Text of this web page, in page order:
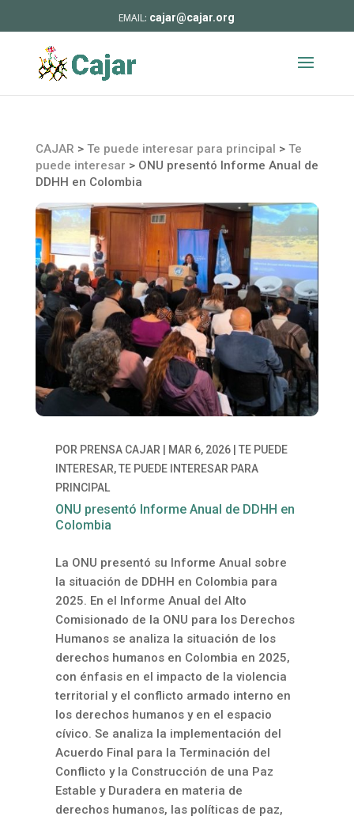
cajar@cajar.org
CAJAR > Te puede interesar para principal > Te
puede interesar > ONU presentó Informe Anual de
DDHH en Colombia
POR PRENSA CAJAR | MAR 6, 2026| TE PUEDE
INTERESAR,TE PUEDE INTERESAR PARA
PRINCIPAL
ONU presentó Informe Anual de DDHH en
Colombia
La ONU presentó su Informe Anual sobre
la situación de DDHH en Colombia para
2025. En el Informe Anual del Alto
Comisionado de la ONU para los Derechos
Humanos se analiza la situación de los
derechos humanos en Colombia en 2025,
con énfasis en el impacto de la violencia
territorial y el conflicto armado interno en
los derechos humanos y en el espacio
cívico. Se analiza la implementación del
Acuerdo Final para la Terminación del
Conflicto y la Construcción de una Paz
Estable y Duradera en materia de
derechos humanos, las políticas de paz,